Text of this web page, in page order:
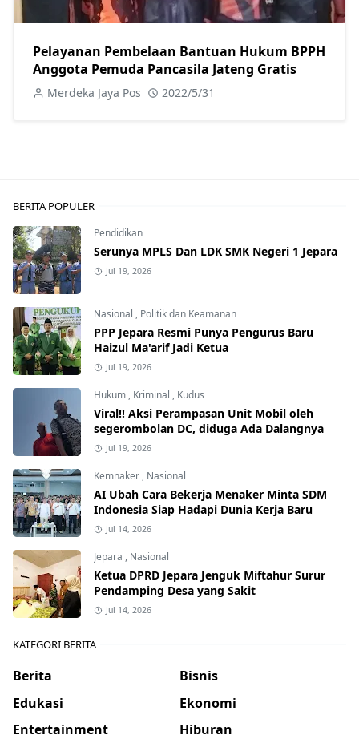
Pelayanan Pembelaan Bantuan Hukum BPPH
Anggota Pemuda Pancasila Jateng Gratis
Merdeka Jaya Pos 2022/5/31
BERITA POPULER
Pendidikan
Serunya MPLS Dan LDK SMK Negeri 1 Jepara
Jul 19, 2026
Nasional , Politik dan Keamanan
PPP Jepara Resmi Punya Pengurus Baru
Haizul Ma'arif Jadi Ketua
Jul 19, 2026
Hukum , Kriminal , Kudus
Viral!! Aksi Perampasan Unit Mobil oleh
segerombolan DC, diduga Ada Dalangnya
Jul 19, 2026
Kemnaker , Nasional
AI Ubah Cara Bekerja Menaker Minta SDM
Indonesia Siap Hadapi Dunia Kerja Baru
Jul 14, 2026
Jepara , Nasional
Ketua DPRD Jepara Jenguk Miftahur Surur
Pendamping Desa yang Sakit
Jul 14, 2026
KATEGORI BERITA
Berita
Bisnis
Edukasi
Ekonomi
Entertainment
Hiburan